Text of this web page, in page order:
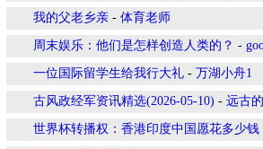
我的父老乡亲 - 体育老师
周末娱乐：他们是怎样创造人类的？ -
一位国际留学生给我行大礼 - 万湖小舟1
古风政经军资讯精选(2026-05-10) - 远古
世界杯转播权：香港印度中国愿花多少钱